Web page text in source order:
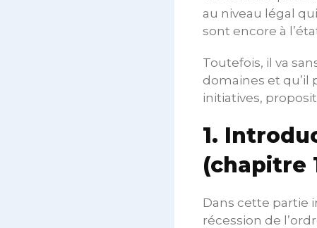
au niveau légal
sont encore à
Toutefois, il va
domaines et qu’il
initiatives,
1.
(chapitre
Dans cette partie
récession de